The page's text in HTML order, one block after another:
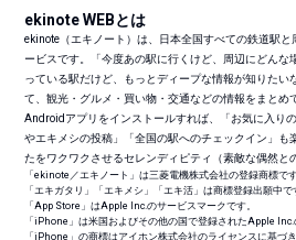
ekinote WEBとは
ekinote（エキノート）は、日本全国すべての鉄道駅
ービスです。「今度あの駅に行くけど、周辺にどんな
っている駅だけど、もっとディープな情報が知りたい
て、観光・グルメ・買い物・交通などの情報をまとめ
Androidアプリをインストールすれば、「お気に入り
やエキメシの投稿」「全国の駅へのチェックイン」も
たをワクワクさせるセレンディピティ（素敵な偶然と
「ekinote／エキノート」は三菱電機株式会社の登録商標です
「エキガタリ」「エキメシ」「エキ活」は商標登録出願中で
「App Store」はApple Inc.のサービスマークです。
「iPhone」は米国およびその他の国で登録されたApple Inc.
「iPhone」の商標はアイホン株式会社のライセンスに基づ